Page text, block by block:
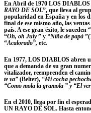
En Abril de 1970 LOS DIABLOS
RAYO DE SOL”, que lleva al
popularidad en España y en los
final de ese mismo año, las
país. A ese gran éxito, le suceden “
“Oh, oh July” y “Niña de papá ”
“Acalorado”, etc.
En 1977, LOS DIABLOS abren
que a demanda de su gran
vitalizador, reemprenden el
te va” (Belter), “Mi cocha
“Como mola la gramola ” y “El
En el 2010, llega por fin el
UN RAYO DE SOL. Hasta